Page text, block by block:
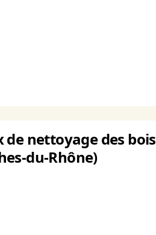
nettoyage des bois
du-Rhône)